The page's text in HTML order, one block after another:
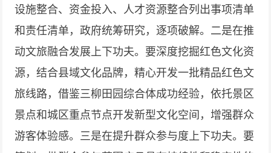
设施整合、资金投入、人才资源整合列出事项清单
和责任清单，政府统筹研究，逐项破解。二是在推
动文旅融合发展上下功夫。要深度挖掘红色文化资
源，结合县域文化品牌，精心开发一批精品红色文
旅线路，借鉴三柳田园综合体成功经验，依托景区
景点和城区重点节点开发新型文化空间，增强群众
游客体验感。三是在提升群众参与度上下功夫。要